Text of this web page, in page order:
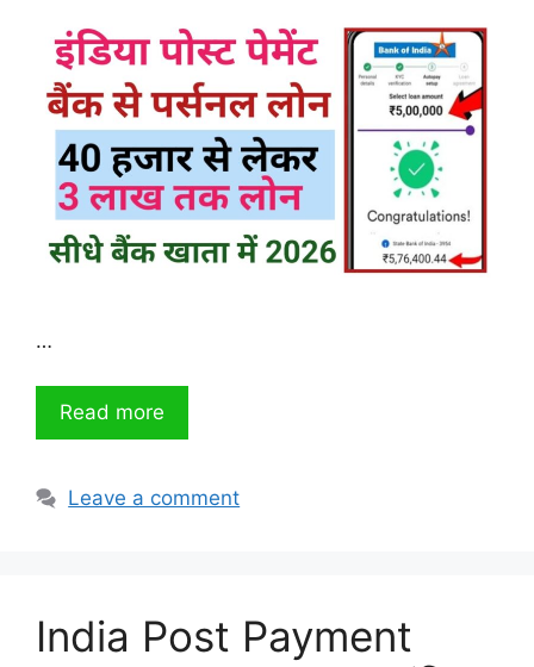
…
Read more
Leave a comment
India Post Payment